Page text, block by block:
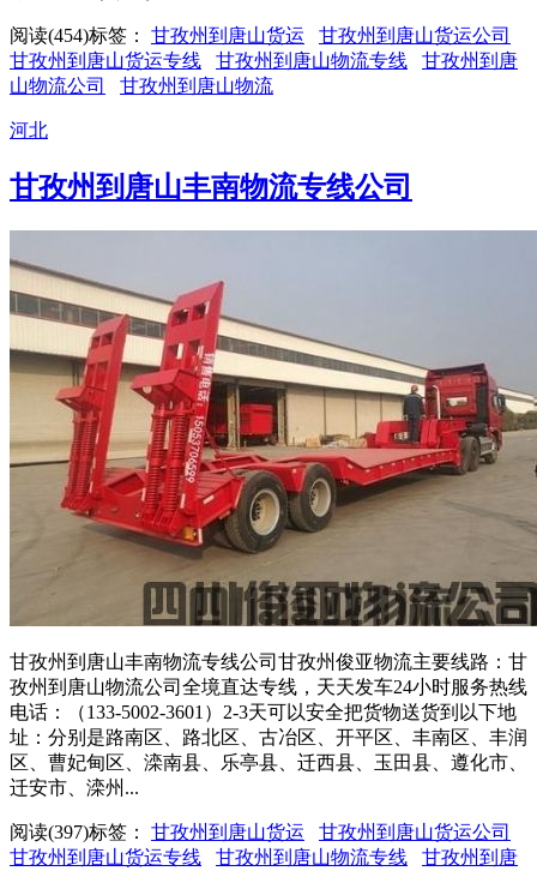
阅读(454)标签： 甘孜州到唐山货运
甘孜州到唐山货运公司
甘孜州到唐山货运专线
甘孜州到唐山物流专线
甘孜州到唐
山物流公司
甘孜州到唐山物流
河北
甘孜州到唐山丰南物流专线公司
甘孜州到唐山丰南物流专线公司甘孜州俊亚物流主要线路：甘
孜州到唐山物流公司全境直达专线，天天发车24小时服务热线
电话：（133-5002-3601）2-3天可以安全把货物送货到以下地
址：分别是路南区、路北区、古冶区、开平区、丰南区、丰润
区、曹妃甸区、滦南县、乐亭县、迁西县、玉田县、遵化市、
迁安市、滦州...
阅读(397)标签： 甘孜州到唐山货运
甘孜州到唐山货运公司
甘孜州到唐山货运专线
甘孜州到唐山物流专线
甘孜州到唐